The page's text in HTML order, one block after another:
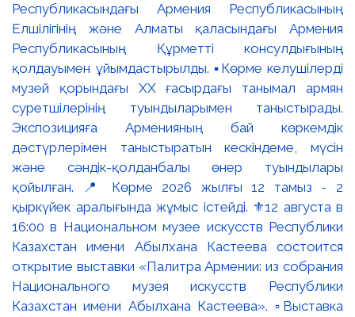
Республикасындағы Армения Республикасының
Елшілігінің және Алматы қаласындағы Армения
Республикасының Құрметті консулдығының
қолдауымен ұйымдастырылды. ▪️Көрме келушілерді
музей қорындағы ХХ ғасырдағы танымал армян
суретшілерінің туындыларымен таныстырады.
Экспозицияға Арменияның бай көркемдік
дәстүрлерімен таныстыратын кескіндеме, мүсін
және сәндік-қолданбалы өнер туындылары
қойылған. 📍 Көрме 2026 жылғы 12 тамыз - 2
қыркүйек аралығында жұмыс істейді. ⚜️12 августа в
16:00 в Национальном музее искусств Республики
Казахстан имени Абылхана Кастеева состоится
открытие выставки «Палитра Армении: из собрания
Национального музея искусств Республики
Казахстан имени Абылхана Кастеева». ▫️Выставка